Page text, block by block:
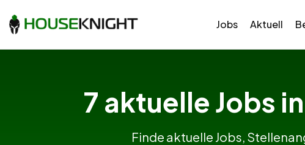
Jobs Aktuell
7 aktuelle Jobs
Finde aktuelle Jobs,